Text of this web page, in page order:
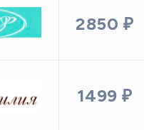
2850 ₽
1499 ₽